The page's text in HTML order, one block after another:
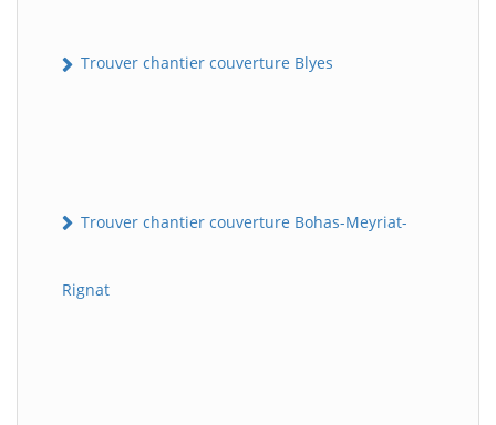
Trouver chantier couverture Blyes
Trouver chantier couverture Bohas-Meyriat-
Rignat